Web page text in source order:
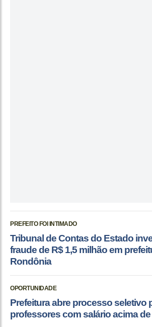
PREFEITO FOI INTIMADO
Tribunal de Contas do Estado
fraude de R$ 1,5 milhão em
Rondônia
OPORTUNIDADE
Prefeitura abre processo seletivo
professores com salário acima de